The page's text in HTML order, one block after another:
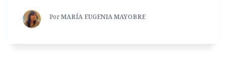
PorMARÍA EUGENIA MAYOBRE